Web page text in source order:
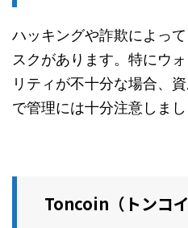
ハッキングや詐欺によっ
スクがあります。特にウ
リティが不十分な場合、
で管理には十分注意しまし
Toncoin（トンコ